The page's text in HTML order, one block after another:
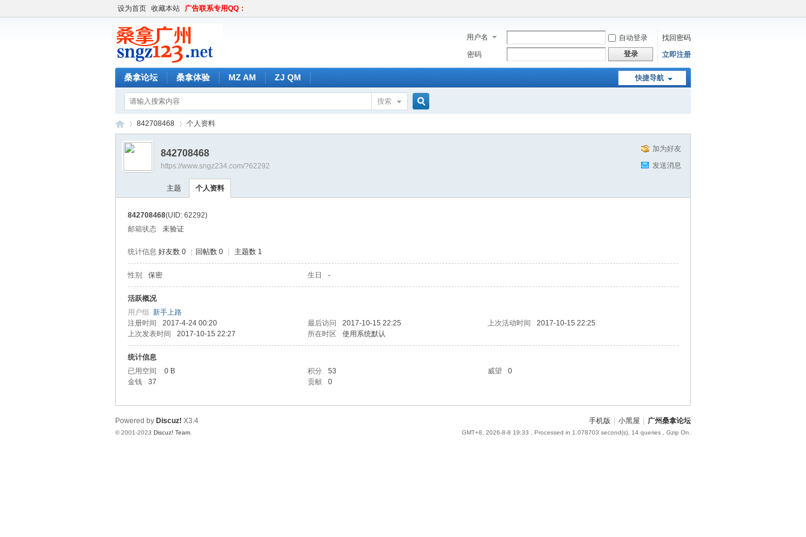
设为首页 收藏本站 广告联系专用QQ：
用户名 自动登录
找回密码
密码
登录 立即注册
快捷导航
桑拿论坛 桑拿体验 MZ AM ZJ QM
搜索
›
842708468 个人资料
加为好友
发送消息
842708468
https://www.sngz234.com/?62292
主题 个人资料
842708468(UID: 62292)
邮箱状态
未验证
统计信息 好友数 0 回帖数 0 主题数 1
性别 保密 生日 -
活跃概况
用户组 新手上路
注册时间
2017-4-24 00:20 最后访问 2017-10-15 22:25 上次活动时间
2017-10-15 22:25
上次发表时间
2017-10-15 22:27 所在时区 使用系统默认
统计信息
已用空间
0 B 积分 53 威望
0
金钱
37 贡献 0
手机版 小黑屋 广州桑拿论坛
GMT+8, 2026-8-8 19:33 , Processed in 1.078703 second(s), 14 queries , Gzip On.
Powered by Discuz! X3.4
© 2001-2023 Discuz! Team